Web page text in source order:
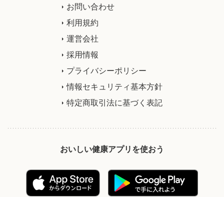
お問い合わせ
利用規約
運営会社
採用情報
プライバシーポリシー
情報セキュリティ基本方針
特定商取引法に基づく表記
おいしい健康アプリを使おう